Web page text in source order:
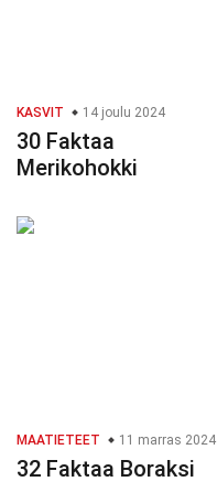
KASVIT 14 joulu 2024
30 Faktaa
Merikohokki
MAATIETEET 11 marras 2024
32 Faktaa Boraksi